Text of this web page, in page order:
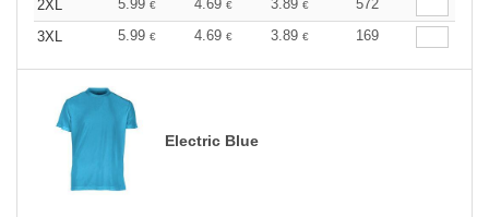
2XL
5.99 € 4.69 € 3.89 €
572
3XL
5.99 € 4.69 € 3.89 € 169
Electric Blue